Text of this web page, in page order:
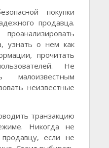
покупки
продавца.
узнать о нем как
прочитать
Не
малоизвестным
неизвестные
транзакцию
Никогда не
если не